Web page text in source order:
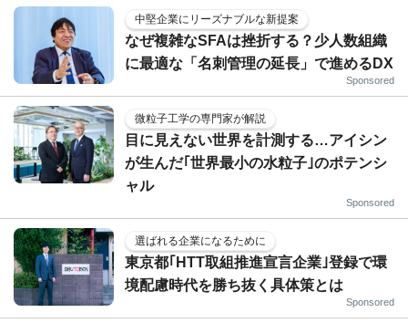
中堅企業にリーズナブルな新提案
なぜ複雑なSFAは挫折する？少人数組織
に最適な「名刺管理の延長」で進めるDX
Sponsored
微粒子工学の専門家が解説
目に見えない世界を計測する…アイシン
が生んだ｢世界最小の水粒子｣のポテンシ
ャル
Sponsored
選ばれる企業になるために
東京都｢HTT取組推進宣言企業｣登録で環
境配慮時代を勝ち抜く具体策とは
Sponsored